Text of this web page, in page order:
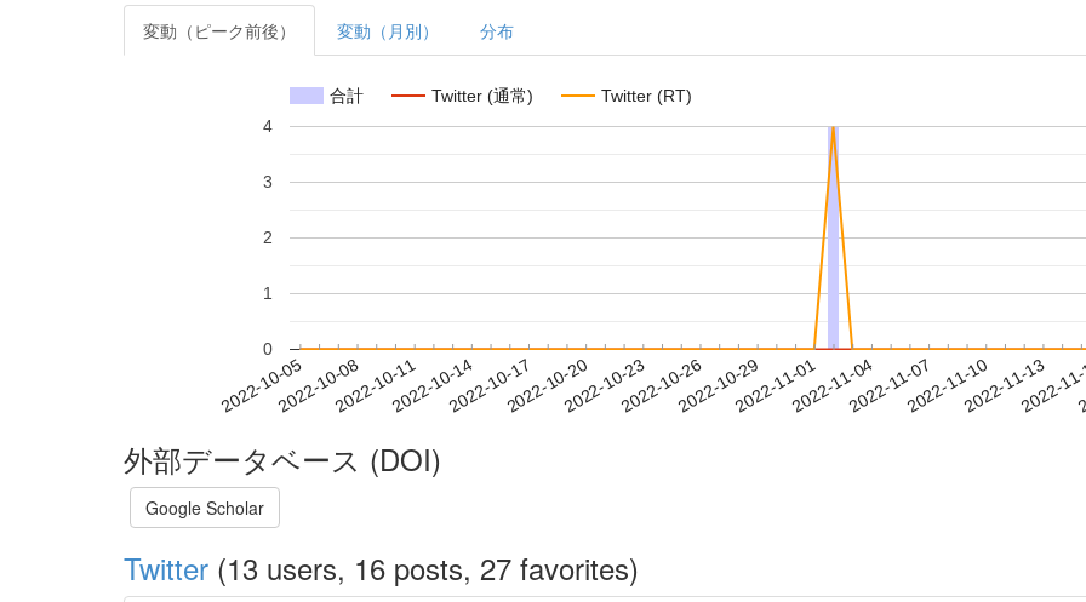
変動（ピーク前後） 変動（月別） 分布
合計 Twitter (通常) Twitter (RT)
2022-10-052022-10-082022-10-112022-10-142022-10-172022-10-202022-10-232022-10-262022-10-292022-11-012022-11-042022-11-072022-11-102022-11-13
2022-
0
1
2
3
4
外部データベース (DOI)
Google Scholar
Twitter (13 users, 16 posts, 27 favorites)